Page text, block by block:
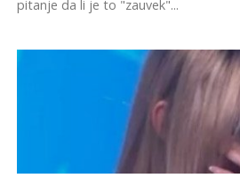
pitanje da li je to "zauvek"...